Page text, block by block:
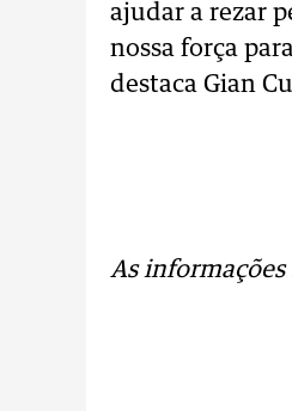
ajudar a rezar
nossa força
destaca Gian
As informações